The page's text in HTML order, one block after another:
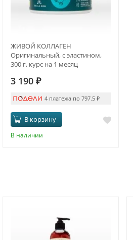
ЖИВОЙ КОЛЛАГЕН
Оригинальный, с эластином,
300 г, курс на 1 месяц
3 190 ₽
4 платежа по 797.5₽
В корзину
В наличии